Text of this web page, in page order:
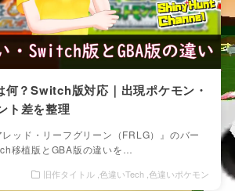
何？Switch版対応｜出現ポケモン・
ト差を整理
レッド・リーフグリーン（FRLG）』のバー
移植版とGBA版の違いを…
旧作タイトル 色違いTech 色違いポケモン